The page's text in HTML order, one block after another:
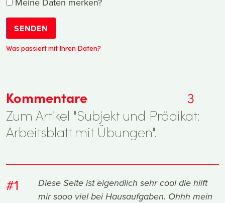
SENDEN
Was passiert mit Ihren Daten?
Kommentare
3
Zum Artikel "Subjekt und Prädikat:
Arbeitsblatt mit Übungen".
#1
Diese Seite ist eigendlich sehr cool die hilft
mir sooo viel bei Hausaufgaben. Ohhh mein